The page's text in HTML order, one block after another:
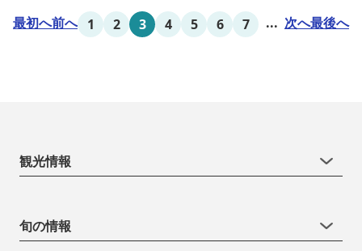
最初へ前へ 1 2 3 4 5 6 7 ... 次へ最後へ
観光情報
旬の情報